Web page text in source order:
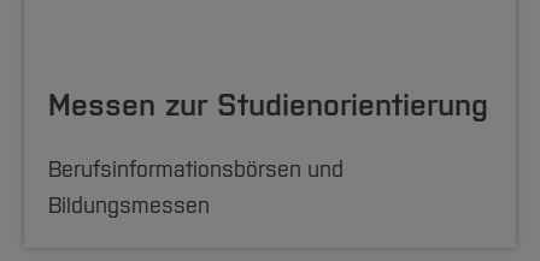
Messen zur Studienorientierung
Berufsinformationsbörsen und
Bildungsmessen